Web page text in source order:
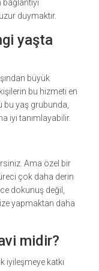
duymaktır.
yaşta
büyük
bu hizmeti en
bu yaş grubunda,
iyi tanımlayabilir.
Ama özel bir
çok daha derin
dokunuş değil,
yapmaktan daha
midir?
iyileşmeye katkı